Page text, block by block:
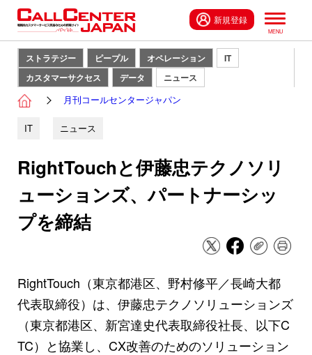
新規登録
ストラテジー ピープル オペレーション
IT
カスタマーサクセス
データ ニュース
月刊コールセンタージャパン
IT ニュース
RightTouchと伊藤忠テクノソリ
ューションズ、パートナーシッ
プを締結
RightTouch（東京都港区、野村修平／長崎大都
代表取締役）は、伊藤忠テクノソリューションズ
（東京都港区、新宮達史代表取締役社長、以下C
TC）と協業し、CX改善のためのソリューション